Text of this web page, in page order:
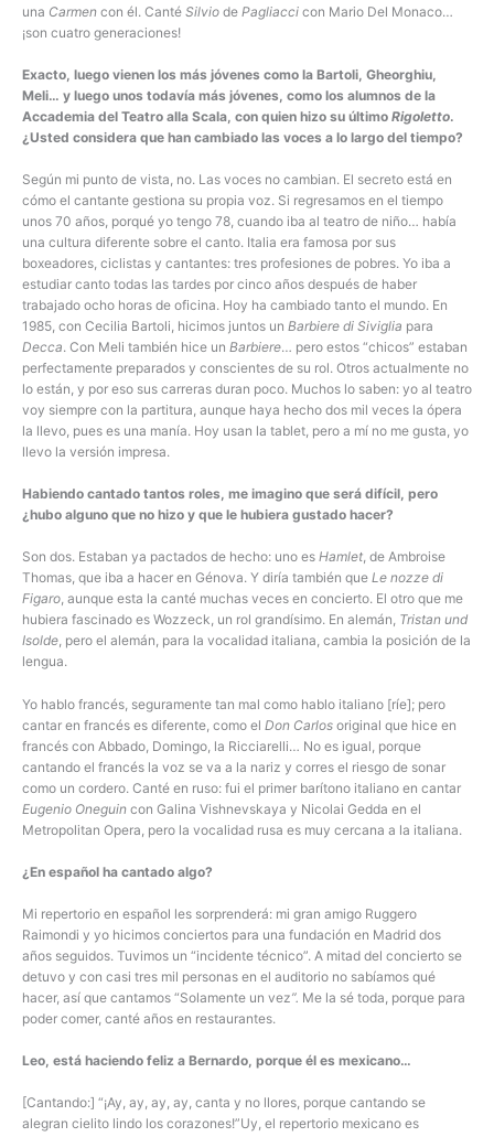
una Carmen con él. Canté Silvio de Pagliacci con Mario Del Monaco…
¡son cuatro generaciones!
Exacto, luego vienen los más jóvenes como la Bartoli, Gheorghiu,
Meli… y luego unos todavía más jóvenes, como los alumnos de la
Accademia del Teatro alla Scala, con quien hizo su último Rigoletto.
¿Usted considera que han cambiado las voces a lo largo del tiempo?
Según mi punto de vista, no. Las voces no cambian. El secreto está en
cómo el cantante gestiona su propia voz. Si regresamos en el tiempo
unos 70 años, porqué yo tengo 78, cuando iba al teatro de niño… había
una cultura diferente sobre el canto. Italia era famosa por sus
boxeadores, ciclistas y cantantes: tres profesiones de pobres. Yo iba a
estudiar canto todas las tardes por cinco años después de haber
trabajado ocho horas de oficina. Hoy ha cambiado tanto el mundo. En
1985, con Cecilia Bartoli, hicimos juntos un Barbiere di Siviglia para
Decca. Con Meli también hice un Barbiere… pero estos “chicos” estaban
perfectamente preparados y conscientes de su rol. Otros actualmente no
lo están, y por eso sus carreras duran poco. Muchos lo saben: yo al teatro
voy siempre con la partitura, aunque haya hecho dos mil veces la ópera
la llevo, pues es una manía. Hoy usan la tablet, pero a mí no me gusta, yo
llevo la versión impresa.
Habiendo cantado tantos roles, me imagino que será difícil, pero
¿hubo alguno que no hizo y que le hubiera gustado hacer?
Son dos. Estaban ya pactados de hecho: uno es Hamlet, de Ambroise
Thomas, que iba a hacer en Génova. Y diría también que Le nozze di
Figaro, aunque esta la canté muchas veces en concierto. El otro que me
hubiera fascinado es Wozzeck, un rol grandísimo. En alemán, Tristan und
Isolde, pero el alemán, para la vocalidad italiana, cambia la posición de la
lengua.
Yo hablo francés, seguramente tan mal como hablo italiano [ríe]; pero
cantar en francés es diferente, como el Don Carlos original que hice en
francés con Abbado, Domingo, la Ricciarelli… No es igual, porque
cantando el francés la voz se va a la nariz y corres el riesgo de sonar
como un cordero. Canté en ruso: fui el primer barítono italiano en cantar
Eugenio Oneguin con Galina Vishnevskaya y Nicolai Gedda en el
Metropolitan Opera, pero la vocalidad rusa es muy cercana a la italiana.
¿En español ha cantado algo?
Mi repertorio en español les sorprenderá: mi gran amigo Ruggero
Raimondi y yo hicimos conciertos para una fundación en Madrid dos
años seguidos. Tuvimos un “incidente técnico”. A mitad del concierto se
detuvo y con casi tres mil personas en el auditorio no sabíamos qué
hacer, así que cantamos “Solamente un vez”. Me la sé toda, porque para
poder comer, canté años en restaurantes.
Leo, está haciendo feliz a Bernardo, porque él es mexicano…
[Cantando:] “¡Ay, ay, ay, ay, canta y no llores, porque cantando se
alegran cielito lindo los corazones!”Uy, el repertorio mexicano es